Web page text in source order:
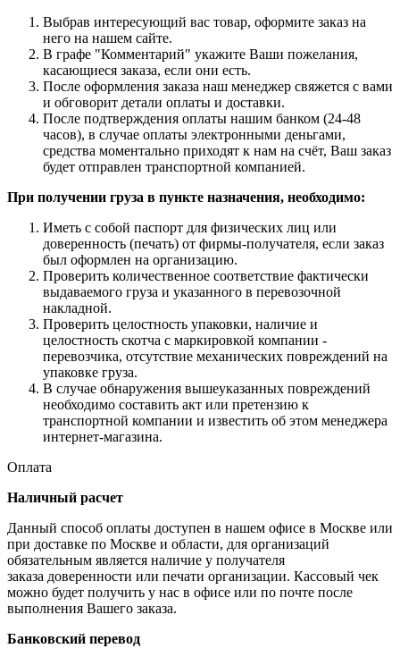
Выбрав интересующий вас товар, оформите заказ на
него на нашем сайте.
В графе "Комментарий" укажите Ваши пожелания,
касающиеся заказа, если они есть.
После оформления заказа наш менеджер свяжется с вами
и обговорит детали оплаты и доставки.
После подтверждения оплаты нашим банком (24-48
часов), в случае оплаты электронными деньгами,
средства моментально приходят к нам на счёт, Ваш заказ
будет отправлен транспортной компанией.
При получении груза в пункте назначения, необходимо:
Иметь с собой паспорт для физических лиц или
доверенность (печать) от фирмы-получателя, если заказ
был оформлен на организацию.
Проверить количественное соответствие фактически
выдаваемого груза и указанного в перевозочной
накладной.
Проверить целостность упаковки, наличие и
целостность скотча с маркировкой компании -
перевозчика, отсутствие механических повреждений на
упаковке груза.
В случае обнаружения вышеуказанных повреждений
необходимо составить акт или претензию к
транспортной компании и известить об этом менеджера
интернет-магазина.
Оплата
Наличный расчет
Данный способ оплаты доступен в нашем офисе в Москве или
при доставке по Москве и области, для организаций
обязательным является наличие у получателя
заказа доверенности или печати организации. Кассовый чек
можно будет получить у нас в офисе или по почте после
выполнения Вашего заказа.
Банковский перевод